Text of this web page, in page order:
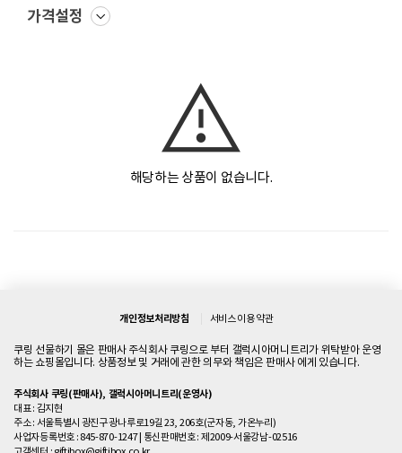
가격설정
해당하는 상품이 없습니다.
개인정보처리방침 서비스 이용 약관
쿠링 선물하기 몰은 판매사 주식회사 쿠링으로 부터 갤럭시아머니트리가 위탁받아 운영
하는 쇼핑몰입니다. 상품정보 및 거래에 관한 의무와 책임은 판매사 에게 있습니다.
주식회사 쿠링(판매사), 갤럭시아머니트리(운영사)
대표 : 김지현
주소 : 서울특별시 광진구 광나루로19길 23, 206호(군자동, 가온누리)
사업자등록번호 : 845-870-1247| 통신판매번호 : 제2009-서울강남-02516